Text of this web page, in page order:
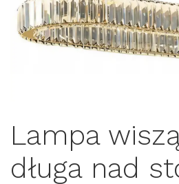
Lampa
długa nad